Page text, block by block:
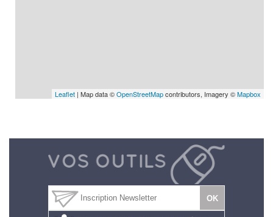
Leaflet | Map data ©OpenStreetMapcontributors, Imagery ©Mapbox